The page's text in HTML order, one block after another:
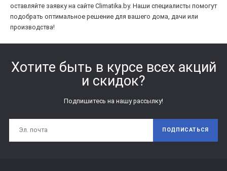
оставляйте заявку на сайте Climatika.by. Наши специалисты помогут
подобрать оптимальное решение для вашего дома, дачи или
производства!
Хотите быть в курсе всех акций
и скидок?
Подпишитесь на нашу рассылку!
ПОДПИСАТЬСЯ